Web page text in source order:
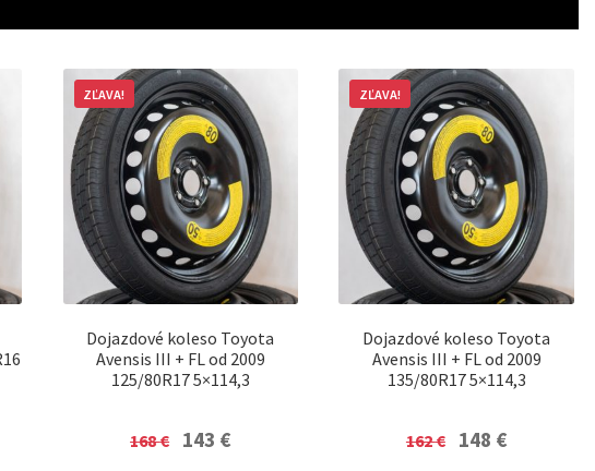
Dojazdové koleso Toyota
Avensis III + FL od 2009
125/80R17 5×114,3
ZĽAVA!
168€
Original
143 €Current
Dojazdové koleso Toyota
Avensis III + FL od 2009
135/80R17 5×114,3
ZĽAVA!
162€
Original
148 €Current